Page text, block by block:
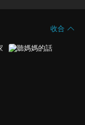
收合